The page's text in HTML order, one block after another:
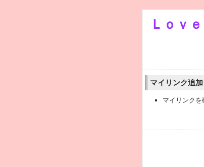
Ｌｏｖ
マイリンク追加
マイリンクを